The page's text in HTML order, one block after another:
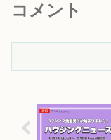
コメント